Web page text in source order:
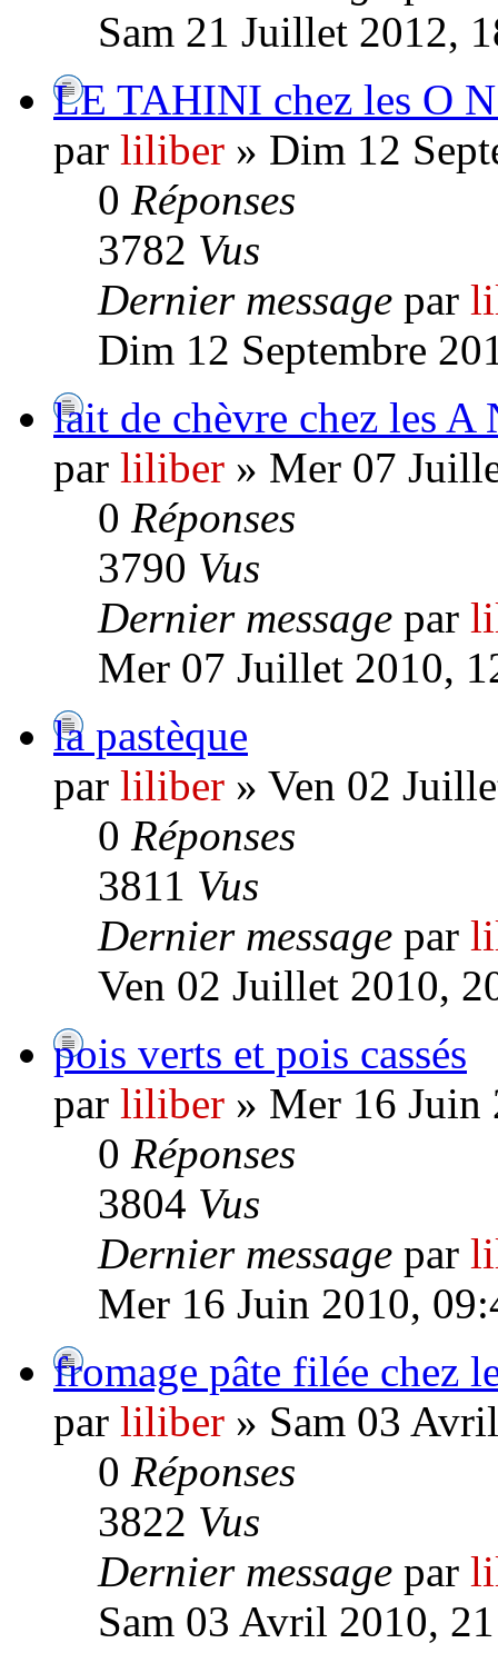
Sam 21 Juillet 2012,
LE TAHINI chez les O
par liliber » Dim 12
0 Réponses
3782 Vus
Dernier message par
Dim 12 Septembre
lait de chèvre chez les A
par liliber » Mer 07
0 Réponses
3790 Vus
Dernier message par
Mer 07 Juillet 2010,
la pastèque
par liliber » Ven 02
0 Réponses
3811 Vus
Dernier message par
Ven 02 Juillet 2010,
pois verts et pois cassés
par liliber » Mer 16 Juin
0 Réponses
3804 Vus
Dernier message par
Mer 16 Juin 2010,
fromage pâte filée chez
par liliber » Sam 03
0 Réponses
3822 Vus
Dernier message par
Sam 03 Avril 2010,